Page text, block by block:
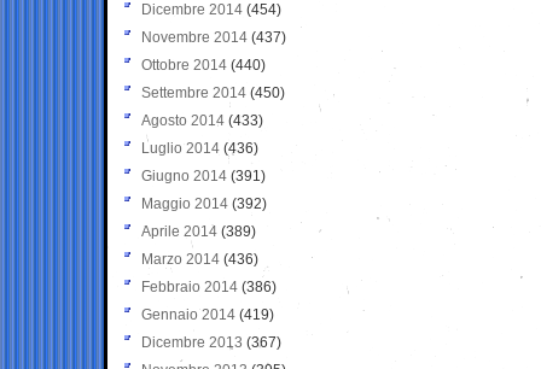
Dicembre 2014 (454)
Novembre 2014 (437)
Ottobre 2014 (440)
Settembre 2014 (450)
Agosto 2014 (433)
Luglio 2014 (436)
Giugno 2014 (391)
Maggio 2014 (392)
Aprile 2014 (389)
Marzo 2014 (436)
Febbraio 2014 (386)
Gennaio 2014 (419)
Dicembre 2013 (367)